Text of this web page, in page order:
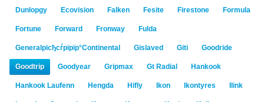
Dunlopgy Ecovision Falken Fesite Firestone Formula
Fortune Forward Fronway Fulda
Generalрісђсѓрїрїр°Continental Gislaved Giti Goodride
Goodtrip Goodyear Gripmax Gt Radial Hankook
Hankook Laufenn Hengda Hifly Ikon Ikontyres Ilink